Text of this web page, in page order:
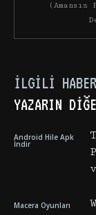
İLGILI
YAZARIN
Android Hile Apk
İndir
Macera Oyunları